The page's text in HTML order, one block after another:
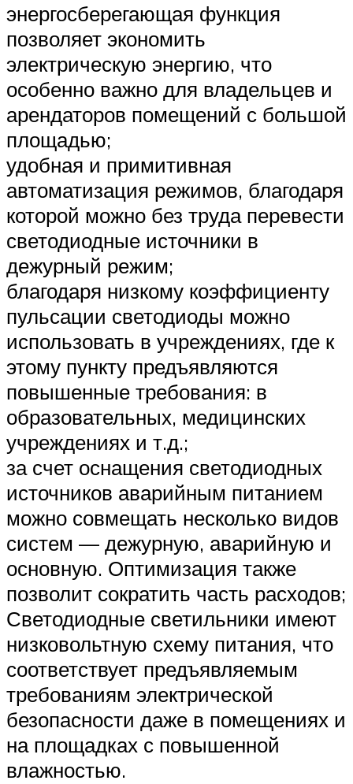
энергосберегающая функция
позволяет экономить
электрическую энергию, что
особенно важно для владельцев и
арендаторов помещений с большой
площадью;
удобная и примитивная
автоматизация режимов, благодаря
которой можно без труда перевести
светодиодные источники в
дежурный режим;
благодаря низкому коэффициенту
пульсации светодиоды можно
использовать в учреждениях, где к
этому пункту предъявляются
повышенные требования: в
образовательных, медицинских
учреждениях и т.д.;
за счет оснащения светодиодных
источников аварийным питанием
можно совмещать несколько видов
систем — дежурную, аварийную и
основную. Оптимизация также
позволит сократить часть расходов;
Светодиодные светильники имеют
низковольтную схему питания, что
соответствует предъявляемым
требованиям электрической
безопасности даже в помещениях и
на площадках с повышенной
влажностью.